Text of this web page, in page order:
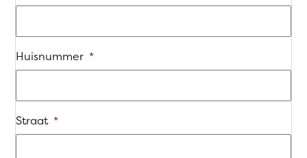
Huisnummer *
Straat *